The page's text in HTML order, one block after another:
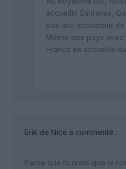
accueillir Emirates,
pas leur économie
Même des pays
France en accueille
Erik de Nice a commenté :
Parce que tu crois que le